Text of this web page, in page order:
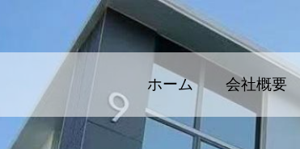
ホーム 会社概要